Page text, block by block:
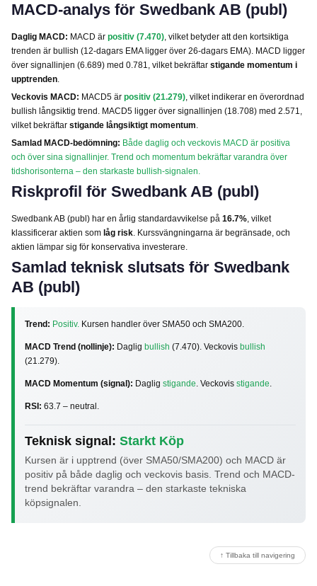
MACD-analys för Swedbank AB (publ)
Daglig MACD: MACD är positiv (7.470), vilket betyder att den kortsiktiga
trenden är bullish (12-dagars EMA ligger över 26-dagars EMA). MACD ligger
över signallinjen (6.689) med 0.781, vilket bekräftar stigande momentum i
upptrenden.
Veckovis MACD: MACD5 är positiv (21.279), vilket indikerar en överordnad
bullish långsiktig trend. MACD5 ligger över signallinjen (18.708) med 2.571,
vilket bekräftar stigande långsiktigt momentum.
Samlad MACD-bedömning: Både daglig och veckovis MACD är positiva
och över sina signallinjer. Trend och momentum bekräftar varandra över
tidshorisonterna – den starkaste bullish-signalen.
Riskprofil för Swedbank AB (publ)
Swedbank AB (publ) har en årlig standardavvikelse på 16.7%, vilket
klassificerar aktien som låg risk. Kurssvängningarna är begränsade, och
aktien lämpar sig för konservativa investerare.
Samlad teknisk slutsats för Swedbank
AB (publ)
Trend: Positiv. Kursen handler över SMA50 och SMA200.
MACD Trend (nollinje): Daglig bullish (7.470). Veckovis bullish
(21.279).
MACD Momentum (signal): Daglig stigande. Veckovis stigande.
RSI: 63.7 – neutral.
Teknisk signal: Starkt Köp
Kursen är i upptrend (över SMA50/SMA200) och MACD är
positiv på både daglig och veckovis basis. Trend och MACD-
trend bekräftar varandra – den starkaste tekniska
köpsignalen.
↑ Tillbaka till navigering